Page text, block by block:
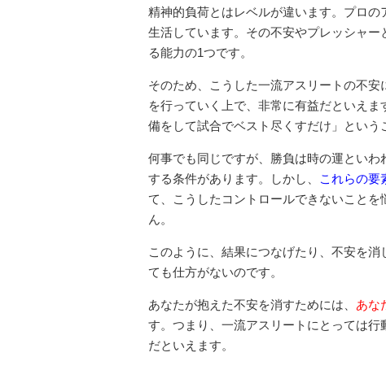
精神的負荷とはレベルが違います。プロ
生活しています。その不安やプレッシャ
る能力の1つです。
そのため、こうした一流アスリートの不
を行っていく上で、非常に有益だといえ
備をして試合でベスト尽くすだけ」という
何事でも同じですが、勝負は時の運とい
する条件があります。しかし、
これらの要
て、こうしたコントロールできないこと
ん。
このように、結果につなげたり、不安を
ても仕方がないのです。
あなたが抱えた不安を消すためには、 あな
す。つまり、一流アスリートにとっては
だといえます。